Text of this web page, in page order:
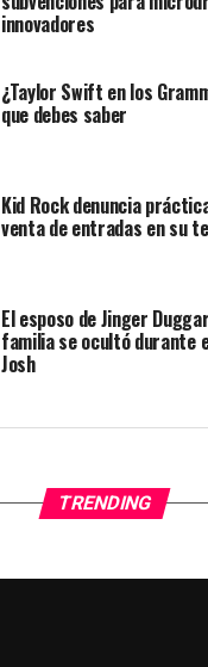
innovadores
¿Taylor Swift en los
que debes saber
Kid Rock denuncia
venta de entradas en su
El esposo de Jinger
familia se ocultó durante
Josh
TRENDING